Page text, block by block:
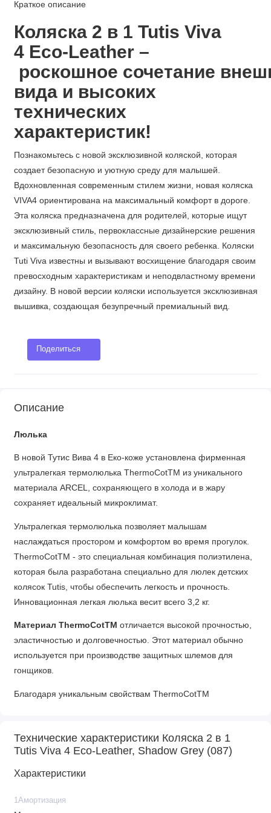
Краткое описание
Коляска 2 в 1 Tutis Viva
4 Eco-Leather –
роскошное сочетание
вида и высоких
технических
характеристик!
Познакомьтесь с новой эксклюзивной коляской, которая
создает безопасную и уютную среду для малышей.
Вдохновленная современным стилем жизни, новая коляска
VIVA4 ориентирована на максимальный комфорт в дороге.
Эта коляска предназначена для родителей, которые ищут
эксклюзивный стиль, первоклассные дизайнерские решения
и максимальную безопасность для своего ребенка. Коляски
Tuti Viva известны и вызывают восхищение благодаря своим
превосходным характеристикам и неподвластному времени
дизайну. В новой версии коляски используется эксклюзивная
вышивка, создающая безупречный премиальный вид.
Поделиться
Описание
Люлька
В новой Тутис Вива 4 в Eко-коже установлена фирменная
ультралегкая термолюлька ThermoCotTM из уникального
материала ARCEL, сохраняющего в холода и в жару
сохраняет идеальный микроклимат.
Ультралегкая термолюлька позволяет малышам
наслаждаться простором и комфортом во время прогулок.
ThermoCotTM - это специальная комбинация полиэтилена,
которая была разработана специально для люлек детских
колясок Tutis, чтобы обеспечить легкость и прочность.
Инновационная легкая люлька весит всего 3,2 кг.
Материал ThermoCotTM отличается высокой прочностью,
эластичностью и долговечностью. Этот материал обычно
используется при производстве защитных шлемов для
гонщиков.
Благодаря уникальным свойствам ThermoCotTM
ребенку как в холодную, так и в жаркую погоду.
назойливых солнечных лучей или непогоды. Материал
Технические характеристики Коляска 2 в 1
Tutis Viva 4 Eco-Leather, Shadow Grey (087)
Характеристики
1Амортизация